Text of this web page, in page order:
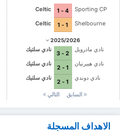
Celtic 4 - 1
Sporting CP
Celtic
1 - 1 Shelbourne
2025/2026
نادي سلتيك
2 - 3
نادي ماذرويل
نادي سلتيك
1 - 2
نادي هيبرنيان
نادي سلتيك
1 - 2
نادي دوندي
السابق التالي
الاهداف المسجلة